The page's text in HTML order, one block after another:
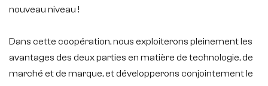
nouveau niveau !
Dans cette coopération, nous exploiterons pleinement les
avantages des deux parties en matière de technologie, de
marché et de marque, et développerons conjointement le